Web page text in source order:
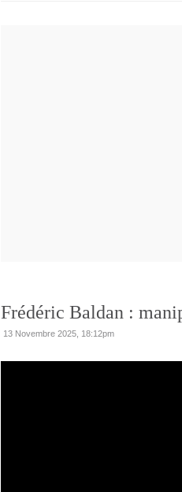
Frédéric Baldan :
13 Novembre 2025, 18:12pm